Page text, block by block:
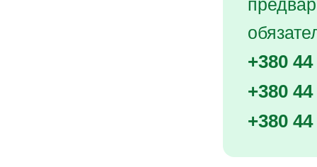
+380
+380
+380